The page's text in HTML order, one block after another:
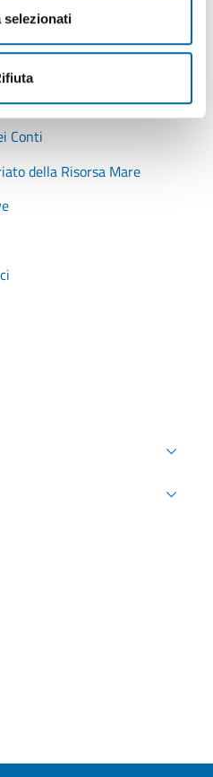
selezionati
Conti
della Risorsa Mare